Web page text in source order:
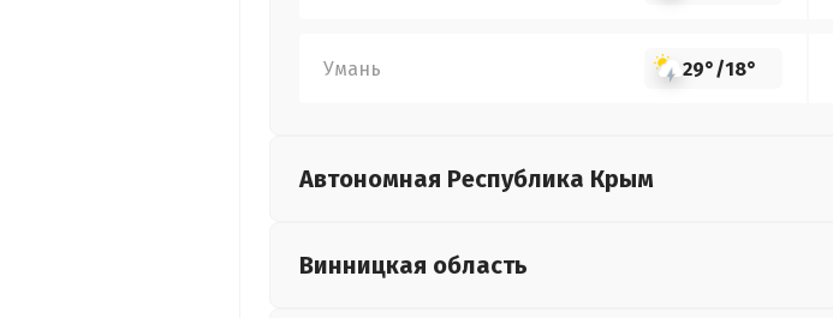
Умань 29°/18°
Автономная Республика Крым
Винницкая область